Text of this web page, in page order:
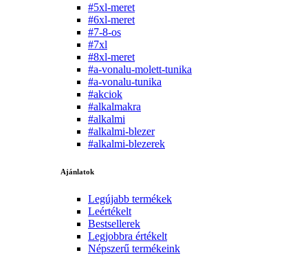
#5xl-meret
#6xl-meret
#7-8-os
#7xl
#8xl-meret
#a-vonalu-molett-tunika
#a-vonalu-tunika
#akciok
#alkalmakra
#alkalmi
#alkalmi-blezer
#alkalmi-blezerek
Ajánlatok
Legújabb termékek
Leértékelt
Bestsellerek
Legjobbra értékelt
Népszerű termékeink